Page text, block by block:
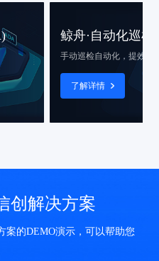
鲸舟·自动化巡检中
手动巡检自动化，提效增质IT 现
了解详情
创解决方案
案的DEMO演示，可以帮助您